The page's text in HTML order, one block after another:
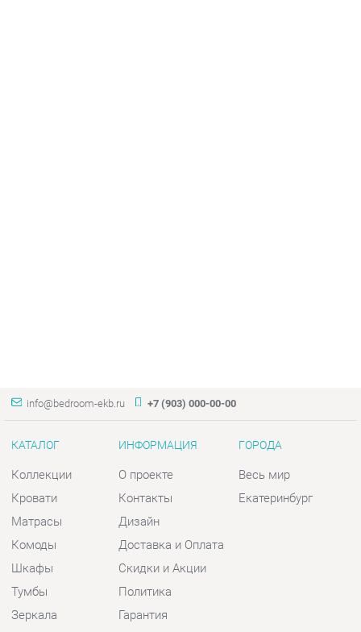
КАТАЛОГ
Матрасы
Комоды
Шкафы
Тумбы
Зеркала
Столы
Мягкая мебель
ИНФОРМАЦИЯ
Дизайн
Доставка и Оплата
Скидки и Акции
Политика
Гарантия
Помощь
ГОРОДА